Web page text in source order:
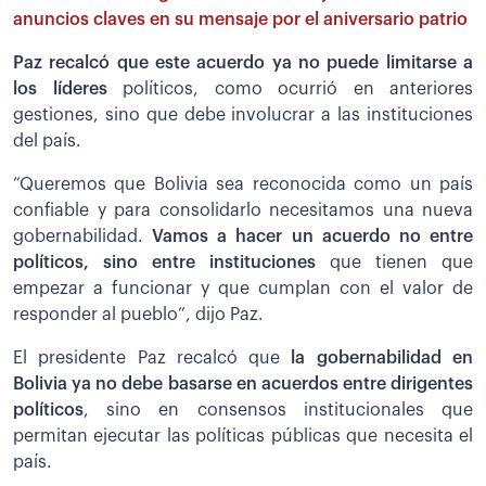
anuncios claves en su mensaje por el aniversario patrio
Paz recalcó que este acuerdo ya no puede limitarse a
los líderespolíticos, como ocurrió en anteriores
gestiones, sino que debe involucrar a las instituciones
del país.
“Queremos que Bolivia sea reconocida como un país
confiable y para consolidarlo necesitamos una nueva
gobernabilidad.
Vamos a hacer un acuerdo no entre
políticos, sino entre instituciones que tienen que
empezar a funcionar y que cumplan con el valor de
responder al pueblo”, dijo Paz.
El presidente Paz recalcó que la gobernabilidad en
Bolivia ya no debe basarse en acuerdos entre dirigentes
políticos, sino en consensos institucionales que
permitan ejecutar las políticas públicas que necesita el
país.